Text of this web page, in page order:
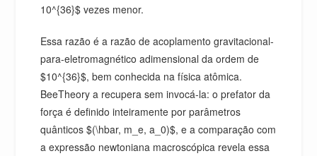
10^{36}$ vezes menor.
Essa razão é a razão de acoplamento gravitacional-
para-eletromagnético adimensional da ordem de
$10^{36}$, bem conhecida na física atômica.
BeeTheory a recupera sem invocá-la: o prefator da
força é definido inteiramente por parâmetros
quânticos $(\hbar, m_e, a_0)$, e a comparação com
a expressão newtoniana macroscópica revela essa